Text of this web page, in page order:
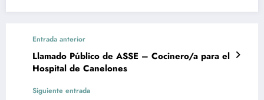
Entrada anterior
Llamado Público de ASSE – Cocinero/a para el
Hospital de Canelones
Siguiente entrada